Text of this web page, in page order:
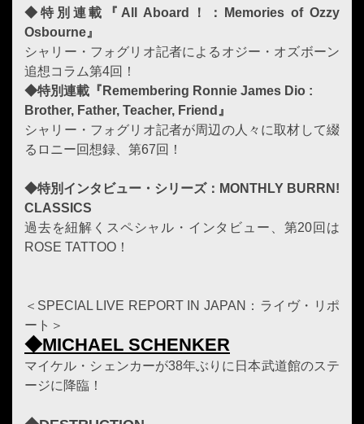
◆特別連載『All Aboard！：Memories of Ozzy
Osbourne』
シャリー・フォグリオ記者によるオジー・オズボーン
追想コラム第4回！
◆特別連載『Remembering Ronnie James Dio :
Brother, Father, Teacher, Friend』
シャリー・フォグリオ記者が周辺の人々に取材して綴
るロニー回想録、第67回！
◆特別インタビュー・シリーズ：MONTHLY BURRN!
CLASSICS
過去を紐解くスペシャル・インタビュー、第20回は
ROSE TATTOO！
＜SPECIAL LIVE REPORT IN JAPAN：ライヴ・リポ
ート＞
◆MICHAEL SCHENKER
マイケル・シェンカーが38年ぶりに日本武道館のステ
ージに降臨！